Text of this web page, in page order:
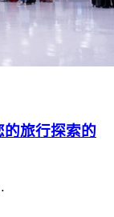
的旅行探索的